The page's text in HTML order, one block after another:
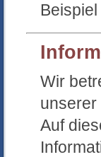
Wir
unserer
Auf